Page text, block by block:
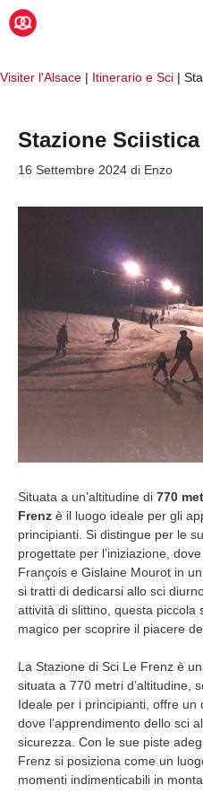
Vai
Visiter l'Alsace | Itinerario e Sci |
Stazione
16 Settembre 2024 di Enzo
Situata a un’altitudine di 770
Frenz è il luogo ideale per gli
principianti. Si distingue per le
progettate per l’iniziazione,
François e Gislaine Mourot in
si tratti di dedicarsi allo sci
attività di slittino, questa piccola
magico per scoprire il piacere
La Stazione di Sci Le Frenz è
situata a 770 metri d’altitudine,
Ideale per i principianti, offre un
dove l’apprendimento dello sci
sicurezza. Con le sue piste
Frenz si posiziona come un
momenti indimenticabili in